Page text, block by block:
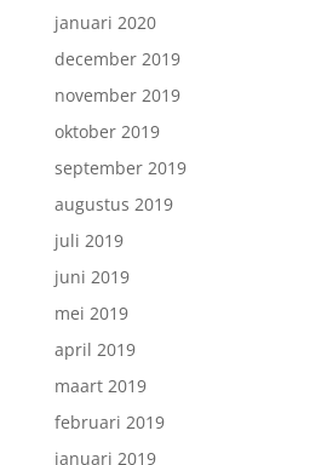
januari 2020
december 2019
november 2019
oktober 2019
september 2019
augustus 2019
juli 2019
juni 2019
mei 2019
april 2019
maart 2019
februari 2019
januari 2019